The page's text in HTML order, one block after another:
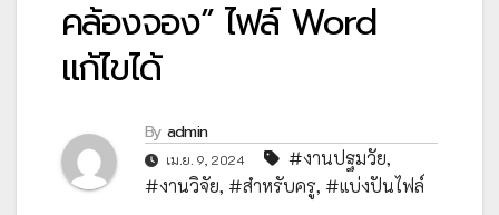
คล้องจอง” ไฟล์ Word
แก้ไขได้
By admin
เม.ย. 9, 2024 #งานปฐมวัย,
#งานวิจัย, #สำหรับครู, #แบ่งปันไฟล์